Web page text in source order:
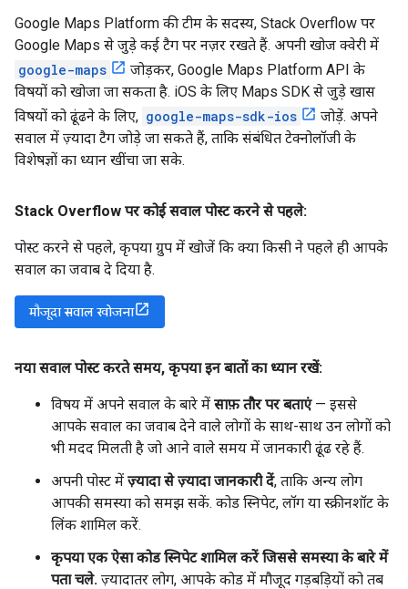
Google Maps Platform की टीम के सदस्य, Stack Overflow पर
Google Maps से जुड़े कई टैग पर नज़र रखते हैं. अपनी खोज क्वेरी में
google-maps
जोड़कर, Google Maps Platform API के
विषयों को खोजा जा सकता है. iOS के लिए Maps SDK से जुड़े खास
विषयों को ढूंढने के लिए, google-maps-sdk-ios
जोड़ें. अपने
सवाल में ज़्यादा टैग जोड़े जा सकते हैं, ताकि संबंधित टेक्नोलॉजी के
विशेषज्ञों का ध्यान खींचा जा सके.
Stack Overflow पर कोई सवाल पोस्ट करने से पहले:
पोस्ट करने से पहले, कृपया ग्रुप में खोजें कि क्या किसी ने पहले ही आपके
सवाल का जवाब दे दिया है.
मौजूदा सवाल खोजना
नया सवाल पोस्ट करते समय, कृपया इन बातों का ध्यान रखें:
विषय में अपने सवाल के बारे में साफ़ तौर पर बताएं— इससे
आपके सवाल का जवाब देने वाले लोगों के साथ-साथ उन लोगों को
भी मदद मिलती है जो आने वाले समय में जानकारी ढूंढ रहे हैं.
अपनी पोस्ट में ज़्यादा से ज़्यादा जानकारी दें, ताकि अन्य लोग
आपकी समस्या को समझ सकें. कोड स्निपेट, लॉग या स्क्रीनशॉट के
लिंक शामिल करें.
कृपया एक ऐसा कोड स्निपेट शामिल करें जिससे समस्या के बारे में
पता चले. ज़्यादातर लोग, आपके कोड में मौजूद गड़बड़ियों को तब